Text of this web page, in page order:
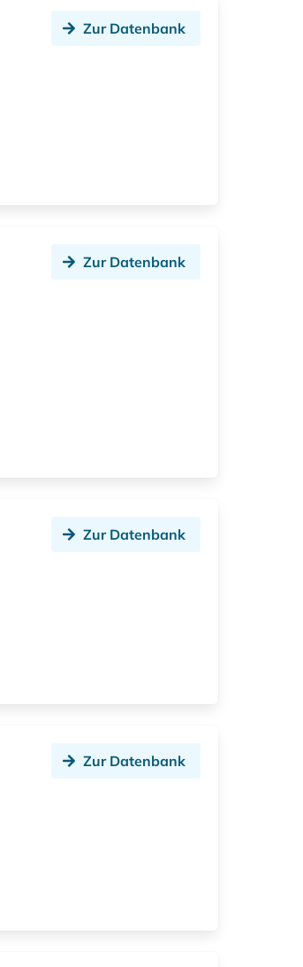
Zur Datenbank
Zur Datenbank
Zur Datenbank
Zur Datenbank